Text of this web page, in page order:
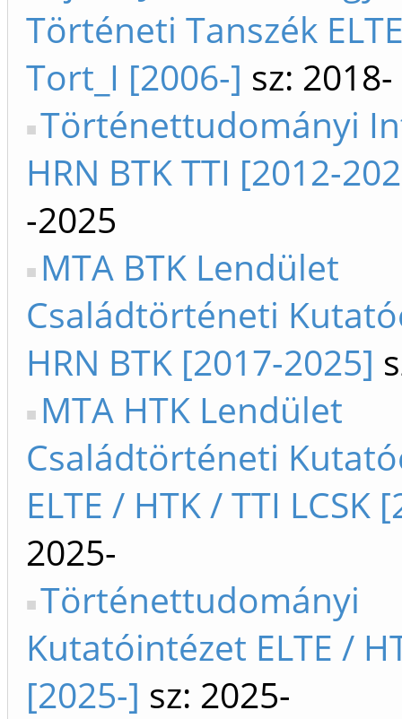
Történeti Tanszék
Tort_I [2006-] sz: 2018-
Történettudományi
HRN BTK TTI [2012-
-2025
MTA BTK Lendület
Családtörténeti
HRN BTK [2017-2025]
MTA HTK Lendület
Családtörténeti
ELTE / HTK / TTI LCSK
2025-
Történettudományi
Kutatóintézet ELTE /
[2025-] sz: 2025-